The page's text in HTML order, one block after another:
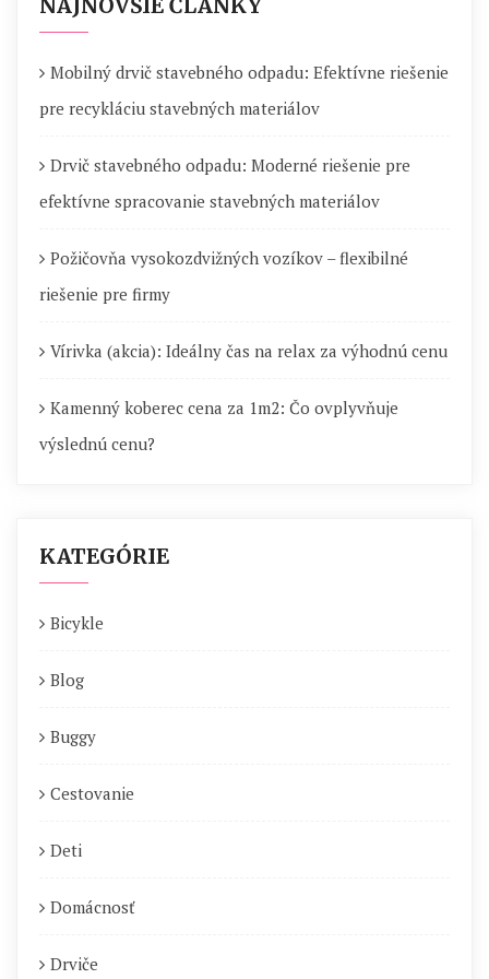
NAJNOVŠIE ČLÁNKY
Mobilný drvič stavebného odpadu: Efektívne riešenie
pre recykláciu stavebných materiálov
Drvič stavebného odpadu: Moderné riešenie pre
efektívne spracovanie stavebných materiálov
Požičovňa vysokozdvižných vozíkov – flexibilné
riešenie pre firmy
Vírivka (akcia): Ideálny čas na relax za výhodnú cenu
Kamenný koberec cena za 1m2: Čo ovplyvňuje
výslednú cenu?
KATEGÓRIE
Bicykle
Blog
Buggy
Cestovanie
Deti
Domácnosť
Drviče